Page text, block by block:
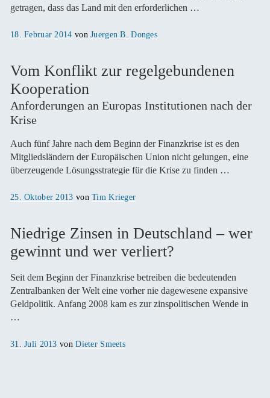
getragen, dass das Land mit den erforderlichen …
Veröffentlicht
18. Februar 2014 vonJuergen B. Donges
Vom Konflikt zur regelgebundenen
Kooperation
Anforderungen an Europas Institutionen nach der
Krise
Auch fünf Jahre nach dem Beginn der Finanzkrise ist es den
Mitgliedsländern der Europäischen Union nicht gelungen, eine
überzeugende Lösungsstrategie für die Krise zu finden …
Veröffentlicht
25. Oktober 2013 vonTim Krieger
Niedrige Zinsen in Deutschland – wer
gewinnt und wer verliert?
Seit dem Beginn der Finanzkrise betreiben die bedeutenden
Zentralbanken der Welt eine vorher nie dagewesene expansive
Geldpolitik. Anfang 2008 kam es zur zinspolitischen Wende in
…
Veröffentlicht
31. Juli 2013 vonDieter Smeets